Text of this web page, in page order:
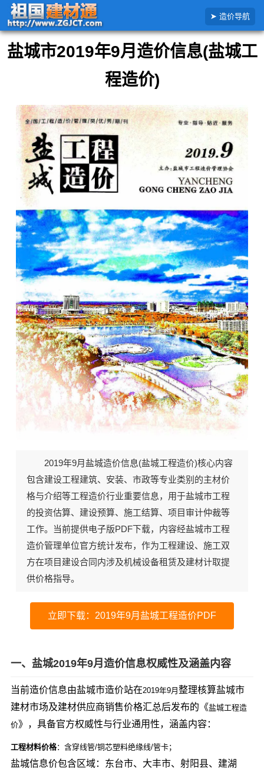
价
信
息
造价导航
首页 全国造价信息 江苏省 2019年9月盐城市造价信息
盐城市2019年9月造价信息(盐城工
程造价)
2019年9月盐城造价信息(盐城工程造价)核心内容
包含建设工程建筑、安装、市政等专业类别的主材价
格与介绍等工程造价行业重要信息，用于盐城市工程
的投资估算、建设预算、施工结算、项目审计仲裁等
工作。当前提供电子版PDF下载，内容经盐城市工程
造价管理单位官方统计发布，作为工程建设、施工双
方在项目建设合同内涉及机械设备租赁及建材计取提
供价格指导。
立即下载：2019年9月盐城工程造价PDF
一、盐城2019年9月造价信息权威性及涵盖内容
当前造价信息由盐城市造价站在2019年9月整理核算盐城市
建材市场及建材供应商销售价格汇总后发布的《盐城工程造
价》，具备官方权威性与行业通用性，涵盖内容：
工程材料价格：含穿线管/铜芯塑料绝缘线/管卡；
盐城信息价包含区域：东台市、大丰市、射阳县、建湖